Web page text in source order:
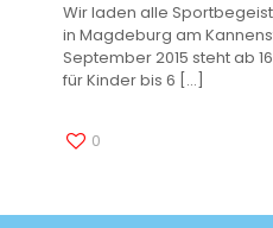
Wir laden alle
in Magdeburg am
September 2015 steht ab
für Kinder bis 6 […]
0